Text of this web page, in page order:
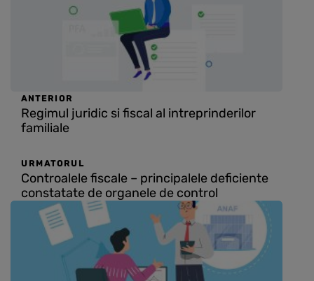
ANTERIOR
Regimul juridic si fiscal al intreprinderilor
familiale
URMATORUL
Controalele fiscale – principalele deficiente
constatate de organele de control